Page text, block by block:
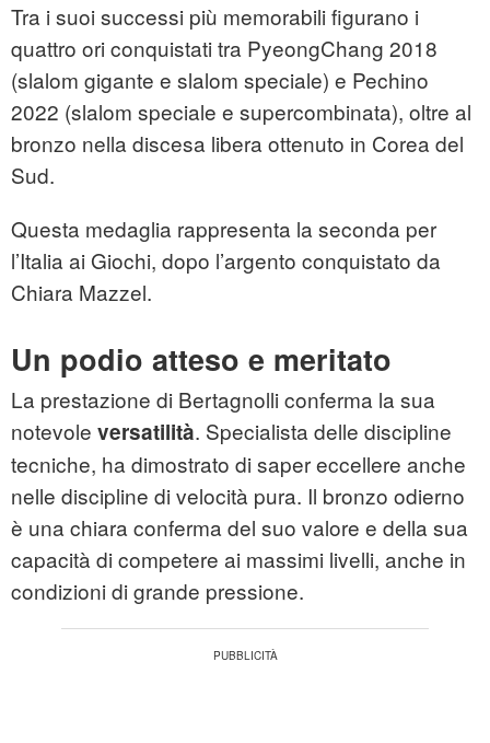
Tra i suoi successi più memorabili figurano i
quattro ori conquistati tra PyeongChang 2018
(slalom gigante e slalom speciale) e Pechino
2022 (slalom speciale e supercombinata), oltre al
bronzo nella discesa libera ottenuto in Corea del
Sud.
Questa medaglia rappresenta la seconda per
l’Italia ai Giochi, dopo l’argento conquistato da
Chiara Mazzel.
Un podio atteso e meritato
La prestazione di Bertagnolli conferma la sua
notevole versatilità. Specialista delle discipline
tecniche, ha dimostrato di saper eccellere anche
nelle discipline di velocità pura. Il bronzo odierno
è una chiara conferma del suo valore e della sua
capacità di competere ai massimi livelli, anche in
condizioni di grande pressione.